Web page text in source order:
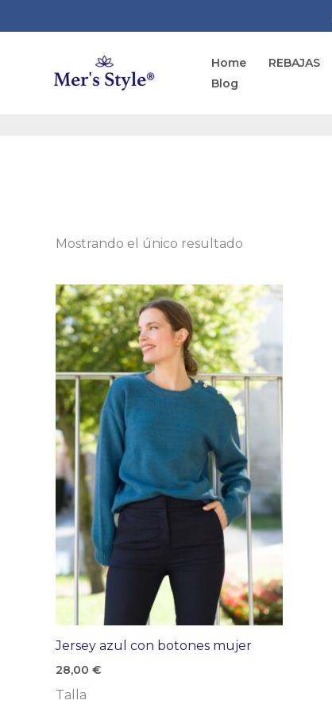
al
Home REBAJAS
Blog
Mostrando el único resultado
Jersey azul con botones mujer
28,00 €
Talla